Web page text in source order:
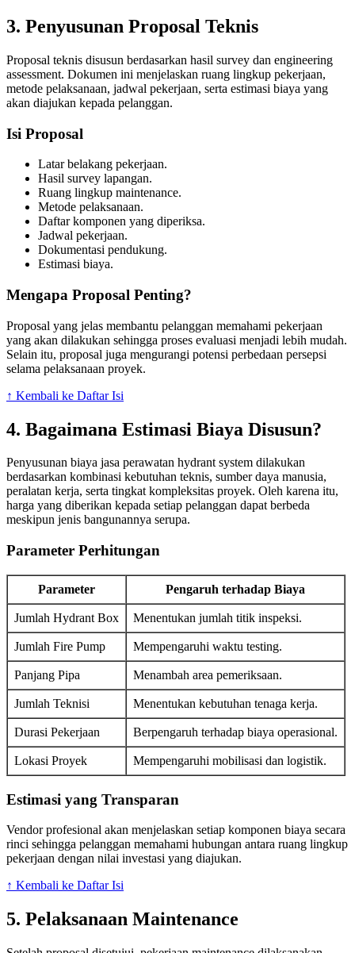
3. Penyusunan Proposal Teknis
Proposal teknis disusun berdasarkan hasil survey dan engineering
assessment. Dokumen ini menjelaskan ruang lingkup pekerjaan,
metode pelaksanaan, jadwal pekerjaan, serta estimasi biaya yang
akan diajukan kepada pelanggan.
Isi Proposal
Latar belakang pekerjaan.
Hasil survey lapangan.
Ruang lingkup maintenance.
Metode pelaksanaan.
Daftar komponen yang diperiksa.
Jadwal pekerjaan.
Dokumentasi pendukung.
Estimasi biaya.
Mengapa Proposal Penting?
Proposal yang jelas membantu pelanggan memahami pekerjaan
yang akan dilakukan sehingga proses evaluasi menjadi lebih mudah.
Selain itu, proposal juga mengurangi potensi perbedaan persepsi
selama pelaksanaan proyek.
↑ Kembali ke Daftar Isi
4. Bagaimana Estimasi Biaya Disusun?
Penyusunan biaya jasa perawatan hydrant system dilakukan
berdasarkan kombinasi kebutuhan teknis, sumber daya manusia,
peralatan kerja, serta tingkat kompleksitas proyek. Oleh karena itu,
harga yang diberikan kepada setiap pelanggan dapat berbeda
meskipun jenis bangunannya serupa.
Parameter Perhitungan
Parameter Pengaruh terhadap Biaya
Jumlah Hydrant Box Menentukan jumlah titik inspeksi.
Jumlah Fire Pump Mempengaruhi waktu testing.
Panjang Pipa Menambah area pemeriksaan.
Jumlah Teknisi Menentukan kebutuhan tenaga kerja.
Durasi Pekerjaan Berpengaruh terhadap biaya operasional.
Lokasi Proyek Mempengaruhi mobilisasi dan logistik.
Estimasi yang Transparan
Vendor profesional akan menjelaskan setiap komponen biaya secara
rinci sehingga pelanggan memahami hubungan antara ruang lingkup
pekerjaan dengan nilai investasi yang diajukan.
↑ Kembali ke Daftar Isi
5. Pelaksanaan Maintenance